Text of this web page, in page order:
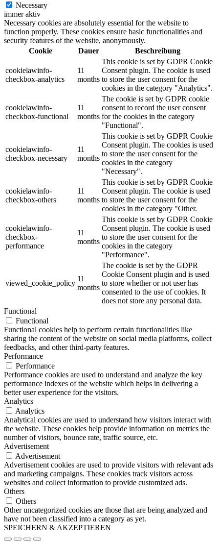
Necessary
immer aktiv
Necessary cookies are absolutely essential for the website to
function properly. These cookies ensure basic functionalities and
security features of the website, anonymously.
Cookie
Dauer Beschreibung
cookielawinfo-
checkbox-analytics
11
months
This cookie is set by GDPR Cookie
Consent plugin. The cookie is used
to store the user consent for the
cookies in the category "Analytics".
cookielawinfo-
checkbox-functional
11
months
The cookie is set by GDPR cookie
consent to record the user consent
for the cookies in the category
"Functional".
cookielawinfo-
checkbox-necessary
11
months
This cookie is set by GDPR Cookie
Consent plugin. The cookies is used
to store the user consent for the
cookies in the category
"Necessary".
cookielawinfo-
checkbox-others
11
months
This cookie is set by GDPR Cookie
Consent plugin. The cookie is used
to store the user consent for the
cookies in the category "Other.
cookielawinfo-
checkbox-
performance
11
months
This cookie is set by GDPR Cookie
Consent plugin. The cookie is used
to store the user consent for the
cookies in the category
"Performance".
viewed_cookie_policy
11
months
The cookie is set by the GDPR
Cookie Consent plugin and is used
to store whether or not user has
consented to the use of cookies. It
does not store any personal data.
Functional
Functional
Functional cookies help to perform certain functionalities like
sharing the content of the website on social media platforms, collect
feedbacks, and other third-party features.
Performance
Performance
Performance cookies are used to understand and analyze the key
performance indexes of the website which helps in delivering a
better user experience for the visitors.
Analytics
Analytics
Analytical cookies are used to understand how visitors interact with
the website. These cookies help provide information on metrics the
number of visitors, bounce rate, traffic source, etc.
Advertisement
Advertisement
Advertisement cookies are used to provide visitors with relevant ads
and marketing campaigns. These cookies track visitors across
websites and collect information to provide customized ads.
Others
Others
Other uncategorized cookies are those that are being analyzed and
have not been classified into a category as yet.
SPEICHERN & AKZEPTIEREN